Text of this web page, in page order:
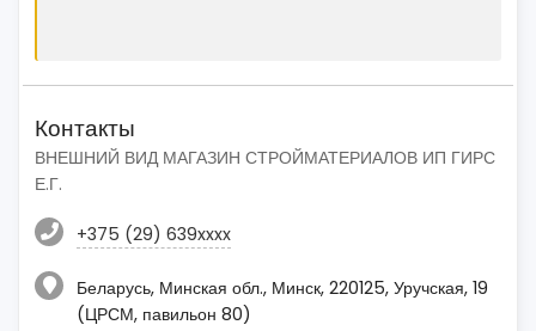
Контакты
ВНЕШНИЙ ВИД МАГАЗИН СТРОЙМАТЕРИАЛОВ ИП ГИРС
Е.Г.
+375 (29) 639xxxx
Беларусь, Минская обл., Минск, 220125, Уручская, 19
(ЦРСМ, павильон 80)